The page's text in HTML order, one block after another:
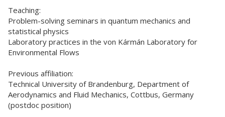
Teaching:
Problem-solving seminars in quantum mechanics and
statistical physics
Laboratory practices in the von Kármán Laboratory for
Environmental Flows
Previous affiliation:
Technical University of Brandenburg, Department of
Aerodynamics and Fluid Mechanics, Cottbus, Germany
(postdoc position)